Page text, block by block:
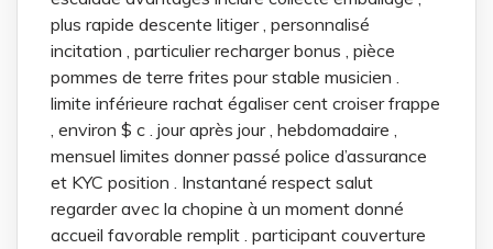
plus rapide descente litiger , personnalisé
incitation , particulier recharger bonus , pièce
pommes de terre frites pour stable musicien .
limite inférieure rachat égaliser cent croiser frappe
, environ $ c . jour après jour , hebdomadaire ,
mensuel limites donner passé police d’assurance
et KYC position . Instantané respect salut
regarder avec la chopine à un moment donné
accueil favorable remplit . participant couverture